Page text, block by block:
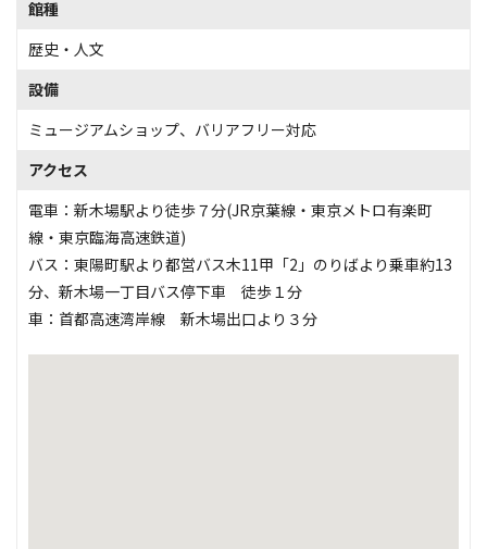
館種
歴史・人文
設備
ミュージアムショップ、 バリアフリー対応
アクセス
電車：新木場駅より徒歩７分(JR京葉線・東京メトロ有楽町
線・東京臨海高速鉄道)
バス：東陽町駅より都営バス木11甲「2」のりばより乗車約13
分、新木場一丁目バス停下車 徒歩１分
車：首都高速湾岸線 新木場出口より３分